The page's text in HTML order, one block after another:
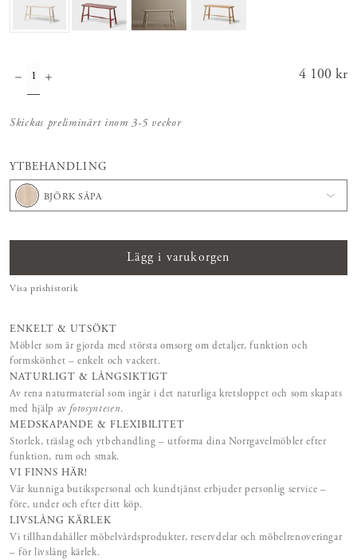
Pris:
4 100 kr
Skickas preliminärt inom 3-5 veckor
YTBEHANDLING
BJÖRK SÅPA
Lägg i varukorgen
Visa prishistorik
ENKELT & UTSÖKT
Möbler som är gjorda med största omsorg om detaljer, funktion och
formskönhet – enkelt och vackert.
NATURLIGT & LÅNGSIKTIGT
Av rena naturmaterial som ingår i det naturliga kretsloppet och som skapats
med hjälp avfotosyntesen.
MEDSKAPANDE & FLEXIBILITET
Storlek, träslag och ytbehandling – utforma dina Norrgavelmöbler efter
funktion, rum och smak.
VI FINNS HÄR!
Vår kunniga butikspersonal och kundtjänst erbjuder personlig service –
före, under och efter ditt köp.
LIVSLÅNG KÄRLEK
Vi tillhandahåller möbelvårdsprodukter, reservdelar och möbelrenoveringar
– för livslång kärlek.